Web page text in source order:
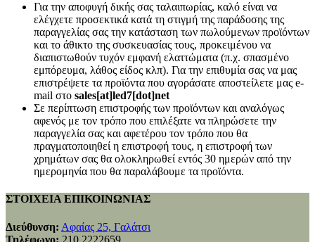
Για την αποφυγή δικής σας ταλαιπωρίας, καλό είναι να
ελέγχετε προσεκτικά κατά τη στιγμή της παράδοσης της
παραγγελίας σας την κατάσταση των πωλούμενων προϊόντων
και το άθικτο της συσκευασίας τους, προκειμένου να
διαπιστωθούν τυχόν εμφανή ελαττώματα (π.χ. σπασμένο
εμπόρευμα, λάθος είδος κλπ). Για την επιθυμία σας να μας
επιστρέψετε τα προϊόντα που αγοράσατε αποστείλετε μας e-
mail στο sales[at]led7[dot]net
Σε περίπτωση επιστροφής των προϊόντων και αναλόγως
αφενός με τον τρόπο που επιλέξατε να πληρώσετε την
παραγγελία σας και αφετέρου τον τρόπο που θα
πραγματοποιηθεί η επιστροφή τους, η επιστροφή των
χρημάτων σας θα ολοκληρωθεί εντός 30 ημερών από την
ημερομηνία που θα παραλάβουμε τα προϊόντα.
ΣΤΟΙΧΕΙΑ ΕΠΙΚΟΙΝΩΝΙΑΣ
Διεύθυνση: Αφαίας 25, Γαλάτσι
Τηλέφωνο: 210 2222659